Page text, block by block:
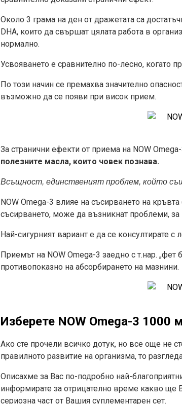
Около 3 грама на ден от дражетата са
DHA, които да свършат цялата работа в
нормално.
Усвояването е сравнително по-лесно, когато
По този начин се премахва значително
възможно да се появи при висок прием.
За странични ефекти от приема на NOW
полезните масла, които човек познава.
Всъщност, единственият проблем, който
NOW Omega-3 влияе на съсирването на
съсирването, може да възникнат проблеми, за
Най-сигурният вариант е да се консултирате
Приемът на NOW Omega-3 заедно с т.нар.
противопоказно на абсорбирането на мазнини.
Изберете NOW Omega-3 1000
Ако сте прочели всичко дотук, но все още не
правилното развитие на организма, то
Описахме за Вас по-подробно най-
информирате за отрицателно време какво ще
сериозна част от Вашия суплементарен сет.